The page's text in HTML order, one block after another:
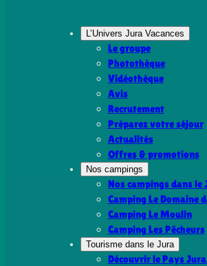
L’Univers Jura Vacances
Le groupe
Photothèque
Vidéothèque
Avis
Recrutement
Préparez votre séjour
Actualités
Offres & promotions
Nos campings
Nos campings dans le
Camping Le Domaine
Camping Le Moulin
Camping Les Pêcheurs
Tourisme dans le Jura
Découvrir le Pays